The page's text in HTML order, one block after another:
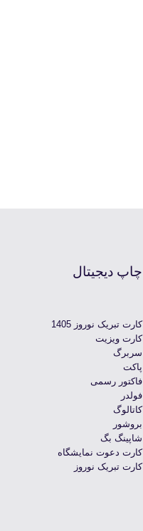
چاپ دیجیتال
کارت تبریک نوروز 1405
کارت ویزیت
سربرگ
پاکت
فاکتور رسمی
فولدر
کاتالوگ
بروشور
شاپینگ بگ
کارت دعوت نمایشگاه
کارت تبریک نوروز